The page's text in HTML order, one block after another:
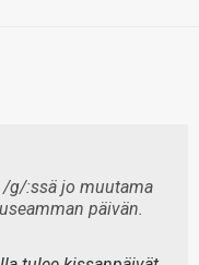
/g/:ssä jo muutama
päivän.